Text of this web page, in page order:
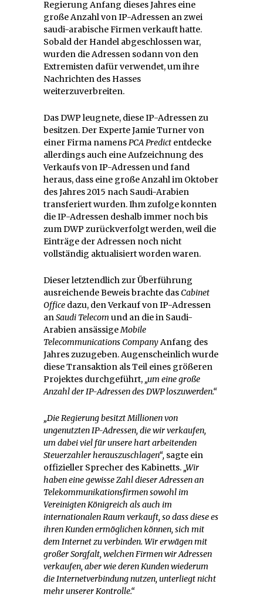
Regierung Anfang dieses Jahres eine
große Anzahl von IP-Adressen an zwei
saudi-arabische Firmen verkauft hatte.
Sobald der Handel abgeschlossen war,
wurden die Adressen sodann von den
Extremisten dafür verwendet, um ihre
Nachrichten des Hasses
weiterzuverbreiten.
Das DWP leugnete, diese IP-Adressen zu
besitzen. Der Experte Jamie Turner von
einer Firma namensPCA Predict entdecke
allerdings auch eine Aufzeichnung des
Verkaufs von IP-Adressen und fand
heraus, dass eine große Anzahl im Oktober
des Jahres 2015 nach Saudi-Arabien
transferiert wurden. Ihm zufolge konnten
die IP-Adressen deshalb immer noch bis
zum DWP zurückverfolgt werden, weil die
Einträge der Adressen noch nicht
vollständig aktualisiert worden waren.
Dieser letztendlich zur Überführung
ausreichende Beweis brachte dasCabinet
Office dazu, den Verkauf von IP-Adressen
anSaudi Telecom und an die in Saudi-
Arabien ansässigeMobile
Telecommunications CompanyAnfang des
Jahres zuzugeben. Augenscheinlich wurde
diese Transaktion als Teil eines größeren
Projektes durchgeführt,„um eine große
Anzahl der IP-Adressen des DWP loszuwerden.“
„Die Regierung besitzt Millionen von
ungenutzten IP-Adressen, die wir verkaufen,
um dabei viel für unsere hart arbeitenden
Steuerzahler herauszuschlagen“, sagte ein
offizieller Sprecher des Kabinetts.„Wir
haben eine gewisse Zahl dieser Adressen an
Telekommunikationsfirmen sowohl im
Vereinigten Königreich als auch im
internationalen Raum verkauft, so dass diese es
ihren Kunden ermöglichen können, sich mit
dem Internet zu verbinden. Wir erwägen mit
großer Sorgfalt, welchen Firmen wir Adressen
verkaufen, aber wie deren Kunden wiederum
die Internetverbindung nutzen, unterliegt nicht
mehr unserer Kontrolle.“